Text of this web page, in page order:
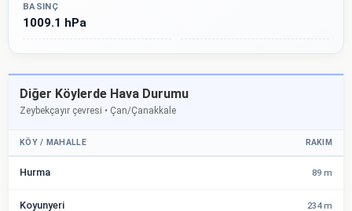
BASINÇ
1009.1 hPa
Diğer Köylerde Hava Durumu
Zeybekçayır çevresi • Çan/Çanakkale
KÖY / MAHALLE RAKIM
Hurma 89 m
Koyunyeri 234 m